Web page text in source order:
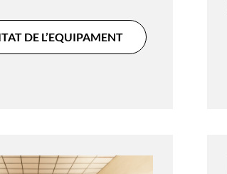
DE L’EQUIPAMENT